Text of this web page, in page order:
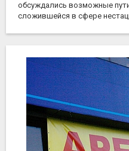
обсуждались возможные
сложившейся в сфере